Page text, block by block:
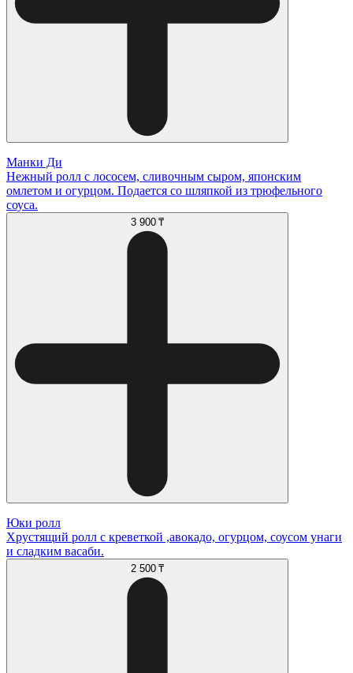
Манки Ди
Нежный ролл с лососем, сливочным сыром, японским
омлетом и огурцом. Подается со шляпкой из трюфельного
соуса.
3 900 ₸
Юки ролл
Хрустящий ролл с креветкой ,авокадо, огурцом, соусом унаги
и сладким васаби.
2 500 ₸